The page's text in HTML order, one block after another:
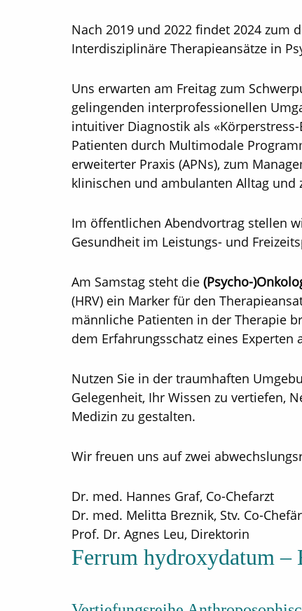
Nach 2019 und 2022 findet 2024 zum
Interdisziplinäre Therapieansätze in
Uns erwarten am Freitag zum
gelingenden interprofessionellen
intuitiver Diagnostik als
Patienten durch Multimodale
erweiterter Praxis (APNs), zum
klinischen und ambulanten Alltag und
Im öffentlichen Abendvortrag stellen
Gesundheit im Leistungs- und
Am Samstag steht die (Psycho-
(HRV) ein Marker für den
männliche Patienten in der Therapie
dem Erfahrungsschatz eines
Nutzen Sie in der traumhaften
Gelegenheit, Ihr Wissen zu vertiefen,
Medizin zu gestalten.
Wir freuen uns auf zwei
Dr. med. Hannes Graf, Co-Chefarzt
Dr. med. Melitta Breznik, Stv. Co-
Prof. Dr. Agnes Leu, Direktorin
Ferrum hydroxydatum